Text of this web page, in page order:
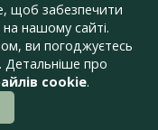
щоб забезпечити
нашому сайті.
ви погоджуєтесь
Детальніше про
cookie.